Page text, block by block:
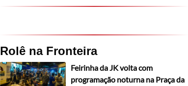
Rolê na Fronteira
Feirinha da JK volta com
programação noturna na Praça da